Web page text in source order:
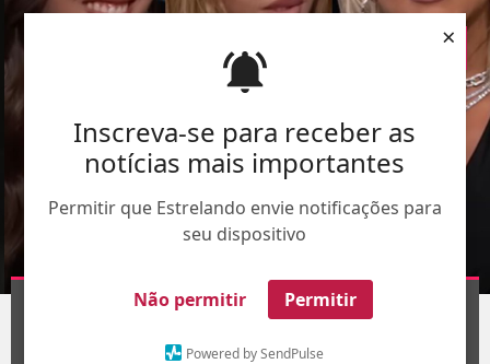
Inscreva-se para receber as
notícias mais importantes
Permitir que Estrelando envie notificações para
seu dispositivo
Não permitir Permitir
Powered by SendPulse
×
/28